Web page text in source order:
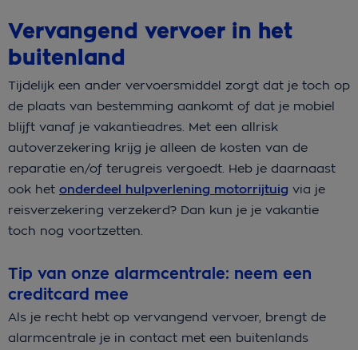
Vervangend vervoer in het
buitenland
Tijdelijk een ander vervoersmiddel zorgt dat je toch op
de plaats van bestemming aankomt of dat je mobiel
blijft vanaf je vakantieadres. Met een allrisk
autoverzekering krijg je alleen de kosten van de
reparatie en/of terugreis vergoedt. Heb je daarnaast
ook het onderdeel hulpverlening motorrijtuig via je
reisverzekering verzekerd? Dan kun je je vakantie
toch nog voortzetten.
Tip van onze alarmcentrale: neem een
creditcard mee
Als je recht hebt op vervangend vervoer, brengt de
alarmcentrale je in contact met een buitenlands